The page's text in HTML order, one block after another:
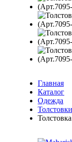
Главная
Каталог
Одежда
Толстовки